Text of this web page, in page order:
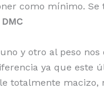
como mínimo. Se
y otro al peso nos
ya que este
totalmente macizo,